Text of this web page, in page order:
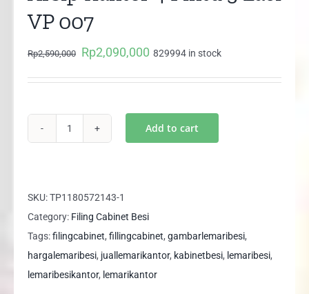
VP 007
Rp2,590,000
Original
Rp2,090,000 Current
829994 in stock
Lemari
Arsip
Kantor
4
Pintu
Add to cart
SKU:TP1180572143-1
Category: Filing Cabinet Besi
Tags:filingcabinet, fillingcabinet, gambarlemaribesi,
hargalemaribesi, juallemarikantor, kabinetbesi, lemaribesi,
lemaribesikantor, lemarikantor